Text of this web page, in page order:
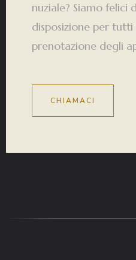
nuziale? Siamo felici
disposizione per
prenotazione degli
CHIAMACI